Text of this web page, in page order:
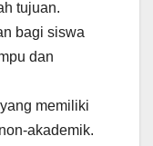
tujuan.
bagi siswa
dan
memiliki
akademik.